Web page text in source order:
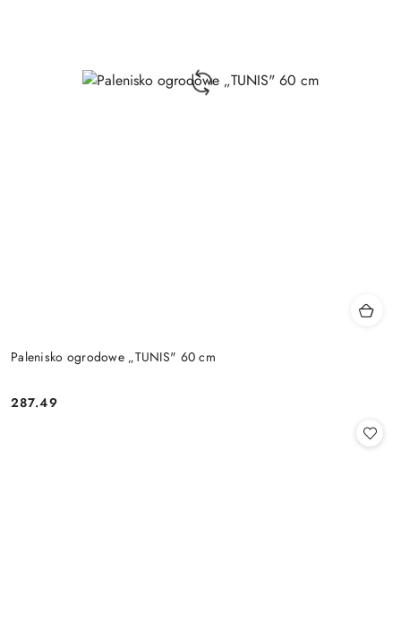
Palenisko ogrodowe „TUNIS" 60 cm
Cena:
287.49